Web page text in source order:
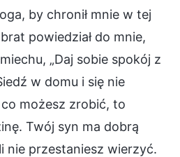
by chronił mnie w tej
powiedział do mnie,
„Daj sobie spokój z
w domu i się nie
możesz zrobić, to
Twój syn ma dobrą
nie przestaniesz wierzyć.